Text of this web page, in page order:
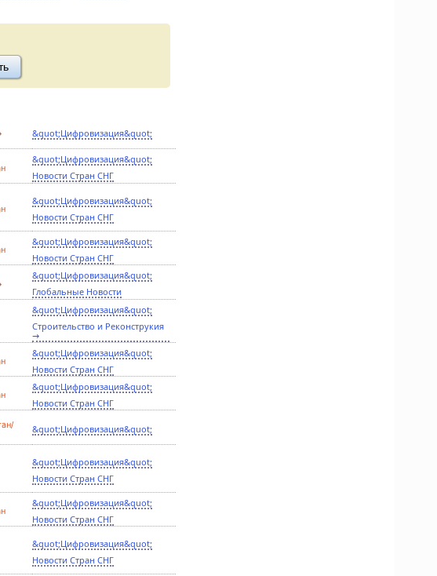
&quot;Цифровизация&quot;
&quot;Цифровизация&quot;
Новости Стран СНГ
&quot;Цифровизация&quot;
Новости Стран СНГ
&quot;Цифровизация&quot;
Новости Стран СНГ
&quot;Цифровизация&quot;
Глобальные Новости
&quot;Цифровизация&quot;
Строительство и Реконструкия
→
&quot;Цифровизация&quot;
Новости Стран СНГ
&quot;Цифровизация&quot;
Новости Стран СНГ
&quot;Цифровизация&quot;
&quot;Цифровизация&quot;
Новости Стран СНГ
&quot;Цифровизация&quot;
Новости Стран СНГ
&quot;Цифровизация&quot;
Новости Стран СНГ